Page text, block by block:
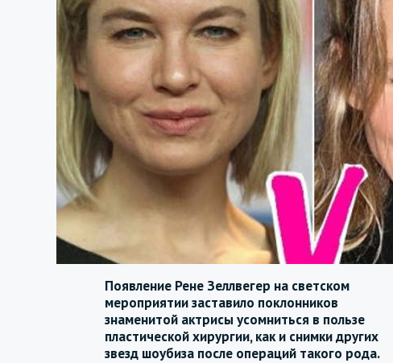
Появление Рене Зеллвегер на светском
мероприятии заставило поклонников
знаменитой актрисы усомниться в пользе
пластической хирургии, как и снимки других
звезд шоубиза после операций такого рода.